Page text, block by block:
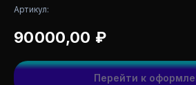
Артикул:
90000,00 ₽
Перейти к